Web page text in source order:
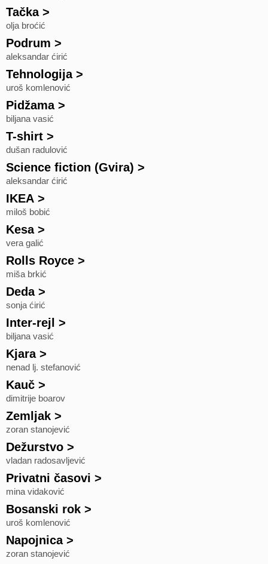
Tačka>
olja broćić
Podrum >
aleksandar ćirić
Tehnologija>
uroš komlenović
Pidžama>
biljana vasić
T-shirt >
dušan radulović
Science fiction (Gvira) >
aleksandar ćirić
IKEA >
miloš bobić
Kesa>
vera galić
Rolls Royce >
miša brkić
Deda>
sonja ćirić
Inter-rejl >
biljana vasić
Kjara>
nenad lj. stefanović
Kauč >
dimitrije boarov
Zemljak >
zoran stanojević
Dežurstvo >
vladan radosavljević
Privatni časovi >
mina vidaković
Bosanski rok >
uroš komlenović
Napojnica>
zoran stanojević